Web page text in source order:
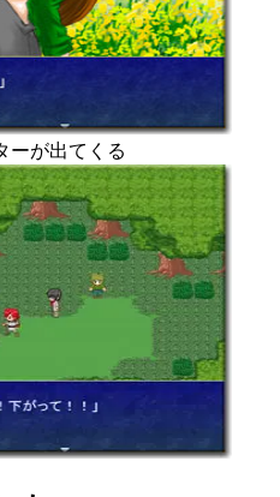
ーが出てくる